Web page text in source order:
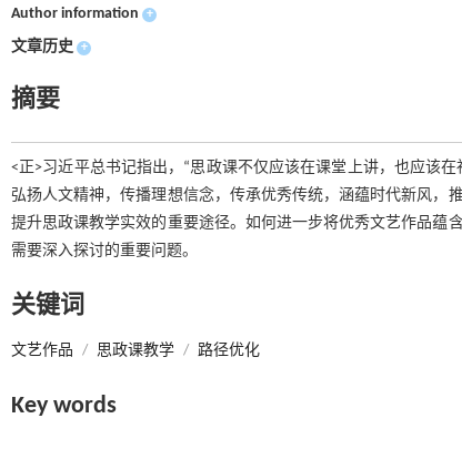
Author information +
文章历史 +
摘要
<正>习近平总书记指出，“思政课不仅应该在课堂上讲，也应该
弘扬人文精神，传播理想信念，传承优秀传统，涵蕴时代新风，
提升思政课教学实效的重要途径。如何进一步将优秀文艺作品蕴
需要深入探讨的重要问题。
关键词
文艺作品 / 思政课教学 / 路径优化
Key words